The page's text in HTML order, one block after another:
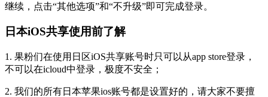
继续，点击“其他选项”和“不升级”即可完成登录。
日本iOS共享使用前了解
1. 果粉们在使用日区iOS共享账号时只可以从app store登录，
不可以在icloud中登录，极度不安全；
2. 我们的所有日本苹果ios账号都是设置好的，请大家不要擅